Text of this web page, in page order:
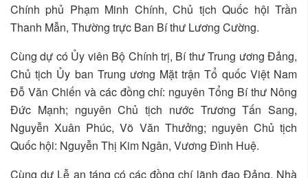
Chính phủ Phạm Minh Chính, Chủ tịch Quốc hội Trần
Thanh Mẫn, Thường trực Ban Bí thư Lương Cường.
Cùng dự có Ủy viên Bộ Chính trị, Bí thư Trung ương Đảng,
Chủ tịch Ủy ban Trung ương Mặt trận Tổ quốc Việt Nam
Đỗ Văn Chiến và các đồng chí: nguyên Tổng Bí thư Nông
Ðức Mạnh; nguyên Chủ tịch nước Trương Tấn Sang,
Nguyễn Xuân Phúc, Võ Văn Thưởng; nguyên Chủ tịch
Quốc hội: Nguyễn Thị Kim Ngân, Vương Đình Huệ.
Cùng dự Lễ an táng có các đồng chí lãnh đạo Đảng, Nhà